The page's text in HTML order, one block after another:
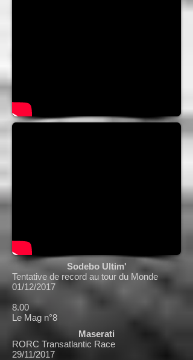
Sodebo Ultim'
Tentative de record au tour du Monde
01/12/2017
8.00
Le Mag n°8
Maserati
RORC Transatlantic Race
29/11/2017